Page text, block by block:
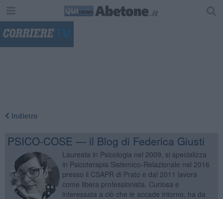
Indietro
PSICO-COSE — il Blog di Federica Giusti
Laureata in Psicologia nel 2009, si specializza
in Psicoterapia Sistemico-Relazionale nel 2016
presso il CSAPR di Prato e dal 2011 lavora
come libera professionista. Curiosa e
interessata a ciò che le accade intorno, ha da